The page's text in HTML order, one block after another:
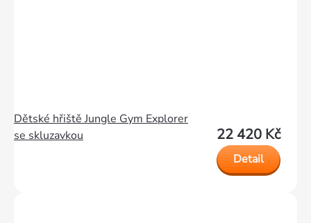
Dětské hřiště Jungle Gym Explorer
se skluzavkou
22 420 Kč
Detail